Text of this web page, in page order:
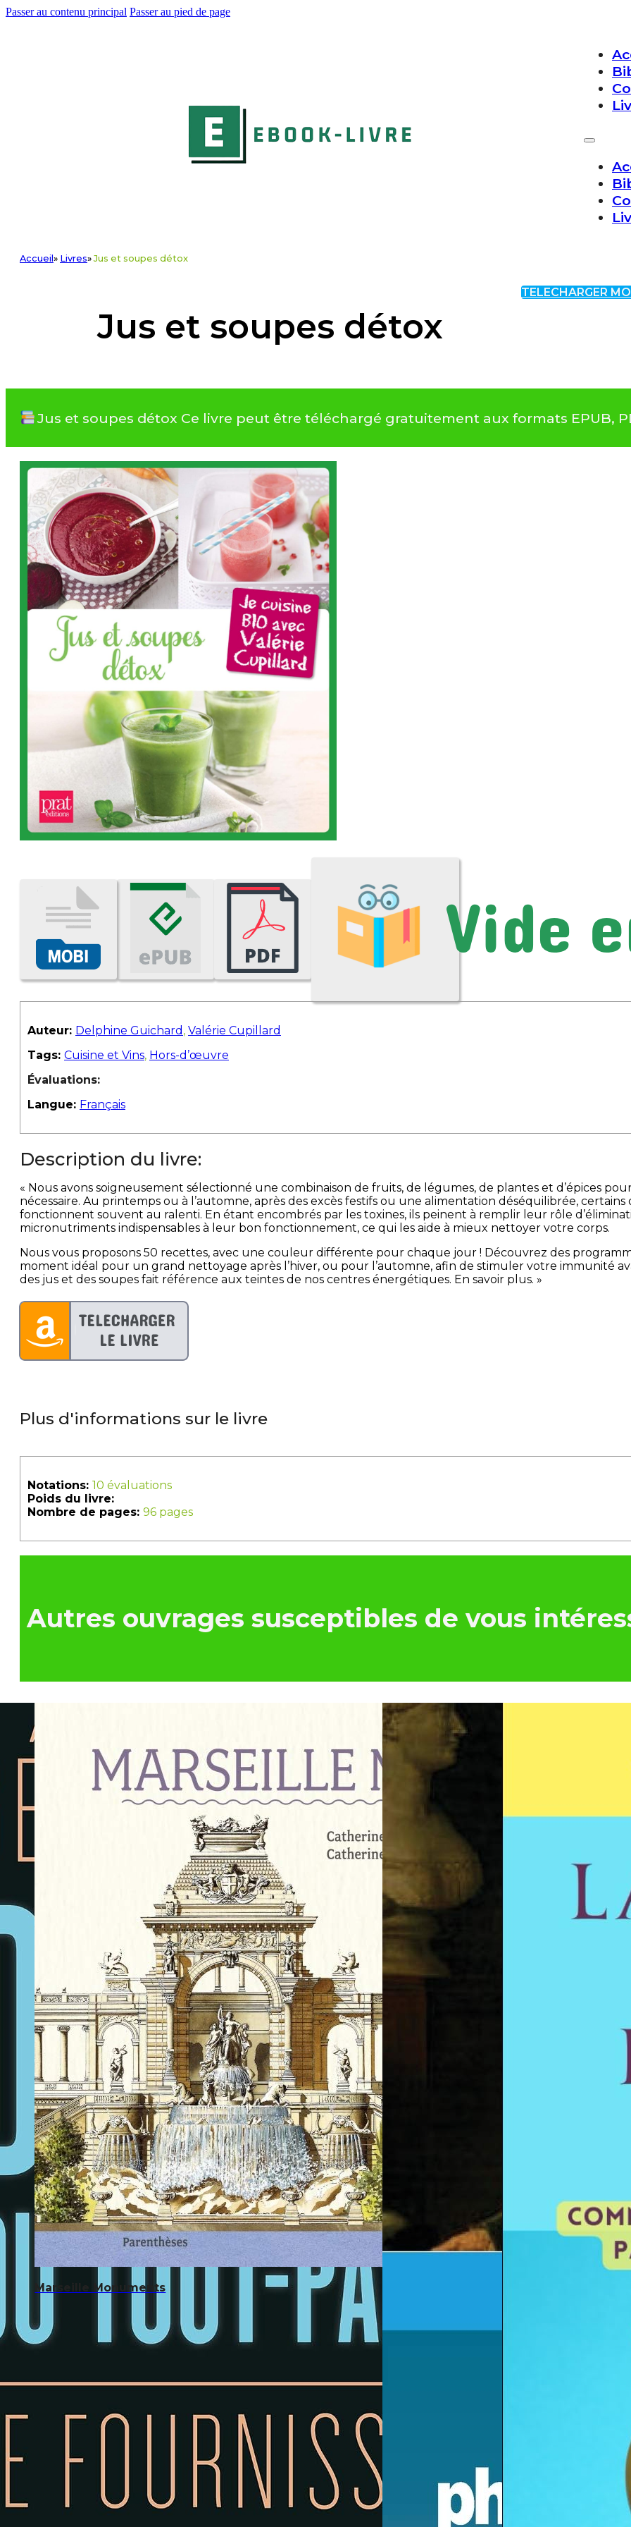
Passer au contenu principal Passer au pied de page
Accueil » Livres»Jus et soupes détox
Jus et soupes détox
TELECHARGER
Jus et soupes détox Ce livre peut être téléchargé gratuitement aux formats EPUB,
Auteur: Delphine Guichard , Valérie Cupillard
Tags: Cuisine et Vins, Hors-d’œuvre
Évaluations:
Langue: Français
Description du livre:
« Nous avons soigneusement sélectionné une combinaison de fruits, de légumes, de plantes et d’épices
nécessaire. Au printemps ou à l’automne, après des excès festifs ou une alimentation déséquilibrée,
fonctionnent souvent au ralenti. En étant encombrés par les toxines, ils peinent à remplir leur rôle
micronutriments indispensables à leur bon fonctionnement, ce qui les aide à mieux nettoyer votre corps.
Nous vous proposons 50 recettes, avec une couleur différente pour chaque jour ! Découvrez des
moment idéal pour un grand nettoyage après l’hiver, ou pour l’automne, afin de stimuler votre immunité
des jus et des soupes fait référence aux teintes de nos centres énergétiques. En savoir plus. »
Plus d'informations sur le livre
Notations: 10 évaluations
Poids du livre:
Nombre de pages: 96 pages
Autres ouvrages susceptibles de vous
Marseille Monuments
services de greffe judiciaires
de dissertation et de QRC